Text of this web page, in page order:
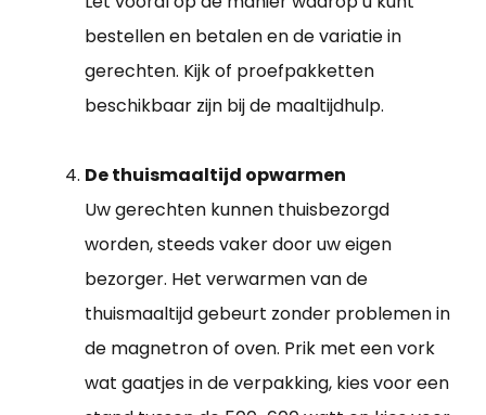
bestellen en betalen en de variatie in
gerechten. Kijk of proefpakketten
beschikbaar zijn bij de maaltijdhulp.
De thuismaaltijd opwarmen
Uw gerechten kunnen thuisbezorgd
worden, steeds vaker door uw eigen
bezorger. Het verwarmen van de
thuismaaltijd gebeurt zonder problemen in
de magnetron of oven. Prik met een vork
wat gaatjes in de verpakking, kies voor een